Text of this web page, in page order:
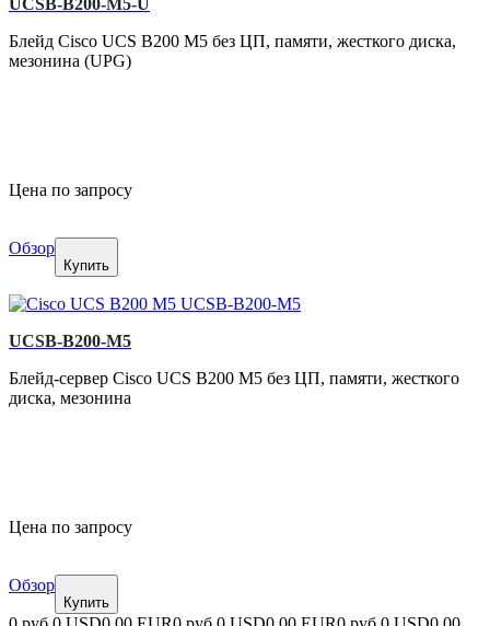
UCSB-B200-M5-U
Блейд Cisco UCS B200 M5 без ЦП, памяти, жесткого диска,
мезонина (UPG)
Цена по запросу
Обзор
Купить
UCSB-B200-M5
Блейд-сервер Cisco UCS B200 M5 без ЦП, памяти, жесткого
диска, мезонина
Цена по запросу
Обзор
Купить